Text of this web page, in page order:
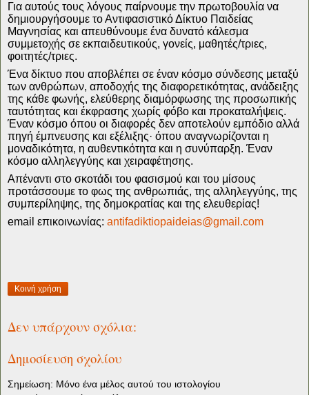
Για αυτούς τους λόγους παίρνουμε την πρωτοβουλία να
δημιουργήσουμε το Αντιφασιστικό Δίκτυο Παιδείας
Μαγνησίας και απευθύνουμε ένα δυνατό κάλεσμα
συμμετοχής σε εκπαιδευτικούς, γονείς, μαθητές/τριες,
φοιτητές/τριες.
Ένα δίκτυο που αποβλέπει σε έναν κόσμο σύνδεσης μεταξύ
των ανθρώπων, αποδοχής της διαφορετικότητας, ανάδειξης
της κάθε φωνής, ελεύθερης διαμόρφωσης της προσωπικής
ταυτότητας και έκφρασης χωρίς φόβο και προκαταλήψεις.
Έναν κόσμο όπου οι διαφορές δεν αποτελούν εμπόδιο αλλά
πηγή έμπνευσης και εξέλιξης· όπου αναγνωρίζονται η
μοναδικότητα, η αυθεντικότητα και η συνύπαρξη. Έναν
κόσμο αλληλεγγύης και χειραφέτησης.
Απέναντι στο σκοτάδι του φασισμού και του μίσους
προτάσσουμε το φως της ανθρωπιάς, της αλληλεγγύης, της
συμπερίληψης, της δημοκρατίας και της ελευθερίας!
email επικοινωνίας: antifadiktiopaideias@gmail.com
Κοινή χρήση
Δεν υπάρχουν σχόλια:
Δημοσίευση σχολίου
Σημείωση: Μόνο ένα μέλος αυτού του ιστολογίου